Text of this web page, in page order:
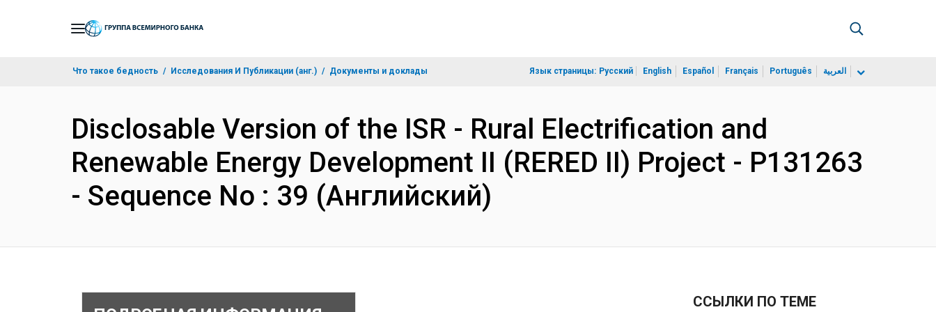
Что такое бедность Исследования И Публикации (анг.) Документы и доклады Язык страницы: Русский English Español Français Português العربية
Disclosable Version of the ISR - Rural Electrification and
Renewable Energy Development II (RERED II) Project - P131263
- Sequence No : 39 (Английский)
ССЫЛКИ ПО ТЕМЕ